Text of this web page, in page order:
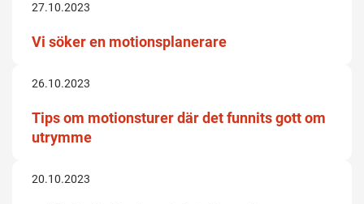
27.10.2023
Vi söker en motionsplanerare
26.10.2023
Tips om motionsturer där det funnits gott om
utrymme
20.10.2023